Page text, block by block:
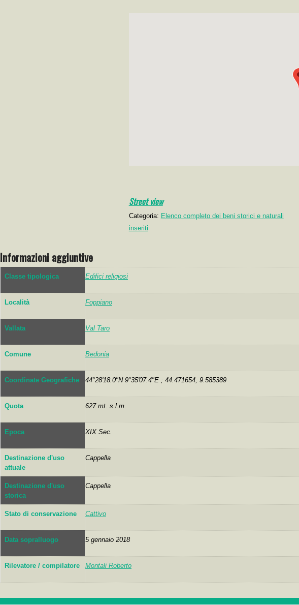
Street view
Categoria: Elenco completo dei beni storici e naturali
inseriti
Informazioni aggiuntive
Classe tipologica Edifici religiosi
Località Foppiano
Vallata Val Taro
Comune Bedonia
Coordinate Geografiche 44°28'18.0"N 9°35'07.4"E ; 44.471654, 9.585389
Quota 627 mt. s.l.m.
Epoca XIX Sec.
Destinazione d'uso
attuale
Cappella
Destinazione d'uso
storica
Cappella
Stato di conservazione Cattivo
Data sopralluogo 5 gennaio 2018
Rilevatore / compilatore Montali Roberto